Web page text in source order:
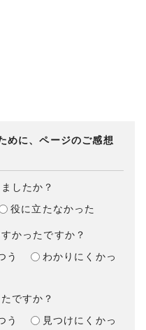
めに、ページのご感想
したか？
役に立たなかった
かったですか？
う
わかりにくかっ
ですか？
う
見つけにくかっ